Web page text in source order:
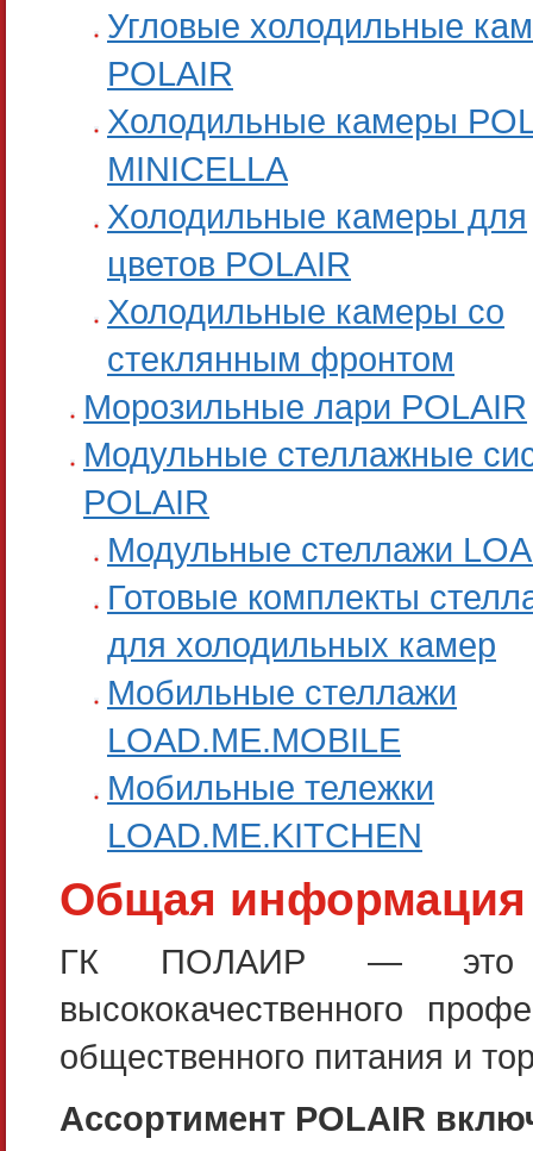
Угловые холодильные
POLAIR
Холодильные камеры
MINICELLA
Холодильные камеры для
цветов POLAIR
Холодильные камеры со
стеклянным фронтом
Морозильные лари POLAIR
Модульные стеллажные
POLAIR
Модульные стеллажи
Готовые комплекты
для холодильных камер
Мобильные стеллажи
LOAD.ME.MOBILE
Мобильные тележки
LOAD.ME.KITCHEN
Общая информация
ГК ПОЛАИР — это
высококачественного
общественного питания и
Ассортимент POLAIR